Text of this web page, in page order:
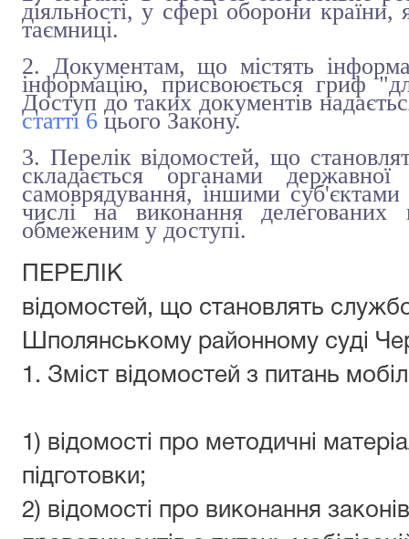
діяльності, у сфері оборони
таємниці.
2. Документам, що містять
інформацію, присвоюється гриф
Доступ до таких документів
статті 6 цього Закону.
3. Перелік відомостей, що
складається органами
самоврядування, іншими
числі на виконання
обмеженим у доступі.
ПЕРЕЛІК
відомостей, що становлять
Шполянському районному суді
1. Зміст відомостей з питань
1) відомості про методичні
підготовки;
2) відомості про виконання